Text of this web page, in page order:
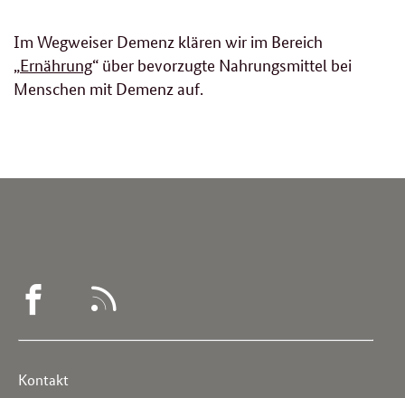
Im Wegweiser Demenz klären wir im Bereich
Ernährung“ über bevorzugte Nahrungsmittel bei
Menschen mit Demenz auf.
WEGWEISER
Service
Kontakt